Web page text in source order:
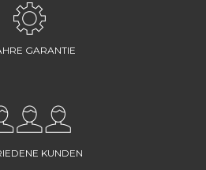
GARANTIE
KUNDEN